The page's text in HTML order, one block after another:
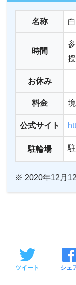
名称
時間
お休み
料金
公式サイト
駐輪場
※ 2020年12月12
ツイート シェ